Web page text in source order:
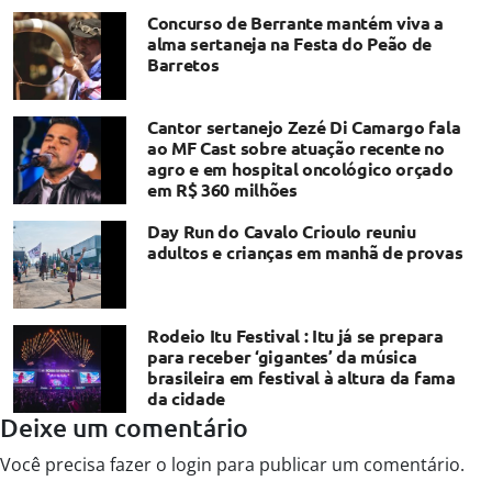
Concurso de Berrante mantém viva a
alma sertaneja na Festa do Peão de
Barretos
Cantor sertanejo Zezé Di Camargo fala
ao MF Cast sobre atuação recente no
agro e em hospital oncológico orçado
em R$ 360 milhões
Day Run do Cavalo Crioulo reuniu
adultos e crianças em manhã de provas
Rodeio Itu Festival : Itu já se prepara
para receber ‘gigantes’ da música
brasileira em festival à altura da fama
da cidade
Deixe um comentário
Você precisa fazer o login para publicar um comentário.